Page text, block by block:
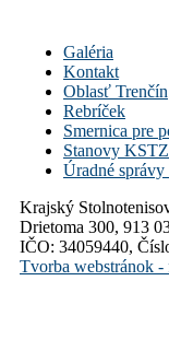
Galéria
Kontakt
Oblasť Trenčín
Rebríček
Smernica pre
Stanovy
Úradné
Krajský
Drietoma 300, 913
IČO: 34059440,
Tvorba webstránok -